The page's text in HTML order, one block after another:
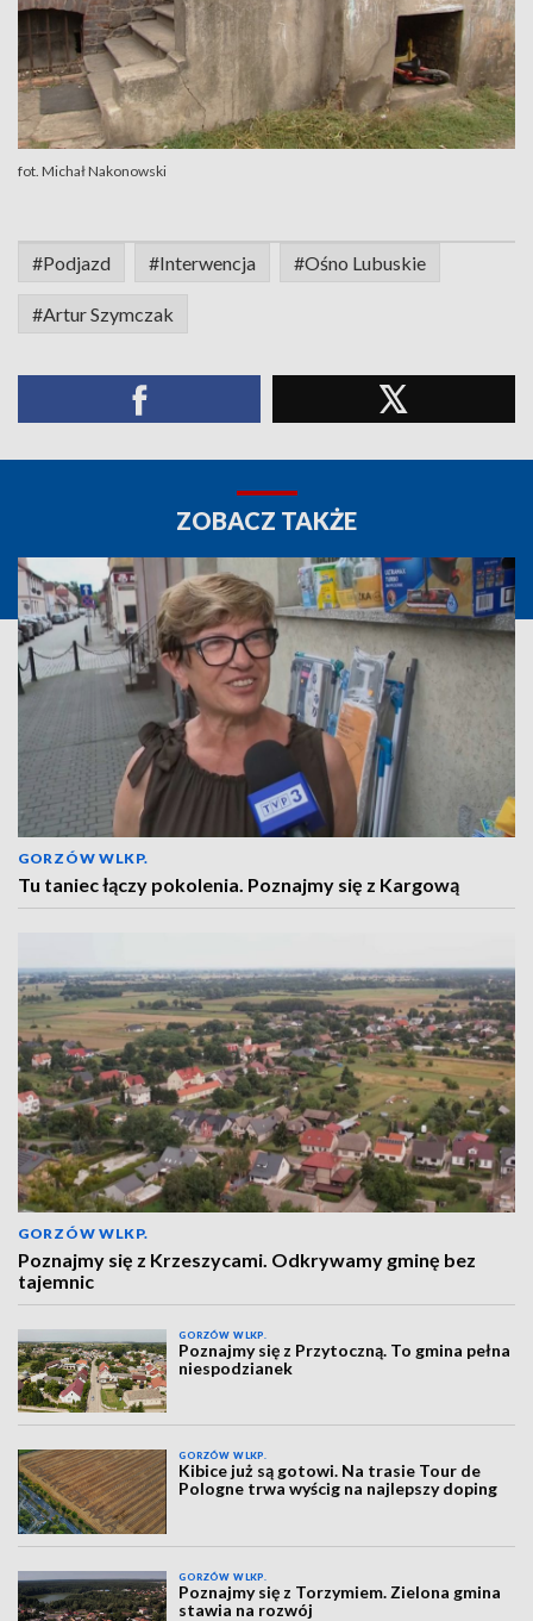
fot. Michał Nakonowski
#Podjazd #Interwencja #Ośno Lubuskie
#Artur Szymczak
ZOBACZ TAKŻE
GORZÓW WLKP.
Tu taniec łączy pokolenia. Poznajmy się z Kargową
GORZÓW WLKP.
Poznajmy się z Krzeszycami. Odkrywamy gminę bez
tajemnic
GORZÓW WLKP.
Poznajmy się z Przytoczną. To gmina pełna
niespodzianek
GORZÓW WLKP.
Kibice już są gotowi. Na trasie Tour de
Pologne trwa wyścig na najlepszy doping
GORZÓW WLKP.
Poznajmy się z Torzymiem. Zielona gmina
stawia na rozwój